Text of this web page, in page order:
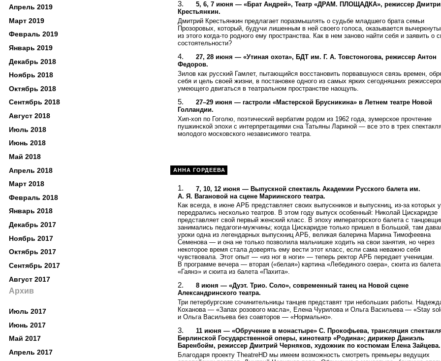
5, 6, 7 июня — «Брат Андрей», Театр «ДРАМ. ПЛОЩАДКА», режиссер
Крестьянкин.
Дмитрий Крестьянкин предлагает поразмышлять о судьбе младшего брата семьи
Прозоровых, который, будучи лишенным в ней своего голоса, оказывается
из этого когда-то родного ему пространства. Как в нем заново найти себя и заявить о
состоятельности?
27, 28 июня — «Утиная охота», БДТ им. Г. А. Товстоногова, режиссер Антон
Федоров.
Зилов как русский Гамлет, пытающийся восстановить порвавшуюся связь времен,
себя и цель своей жизни, в постановке одного из самых ярких сегодняшних
умеющего двигаться в театральном пространстве наощупь.
27–29 июня — гастроли «Мастерской Брусникина» в Летнем театре Новой
Голландии.
Хип-хоп по Гоголю, поэтический вербатим родом из 1962 года, зумерское прочтение
пушкинской эпохи с интерпретациями сна Татьяны Лариной — все это в трех
молодого московского независимого театра.
АННА ГОРДЕЕВА
7, 10, 12 июня — Выпускной спектакль Академии Русского балета им.
А. Я. Вагановой на сцене Мариинского театра.
Как всегда, в июне АРБ представляет своих выпускников и выпускниц, из-за которых
передрались несколько театров. В этом году выпуск особенный: Николай Цискаридзе
представляет свой первый женский класс. В эпоху императорского балета с
занимались педагоги-мужчины; когда Цискаридзе только пришел в Большой, там
уроки одна из легендарных выпускниц АРБ, великая балерина Марина Тимофеевна
Семенова — и она не только позволила мальчишке ходить на свои занятия, но через
некоторое время стала доверять ему вести этот класс, если сама неважно себя
чувствовала. Этот опыт — «из ног в ноги» — теперь ректор АРБ передает ученицам.
В программе вечера — вторая («белая») картина «Лебединого озера», сюита из балета
«Гаянэ» и сюита из балета «Пахита».
8 июня — «Дуэт. Трио. Соло», современный танец на Новой сцене
Александринского театра.
Три петербургские сочинительницы танцев представят три небольших работы.
Коханова — «Запах розового масла», Елена Чурилова и Ольга Васильева — «Stay
и Ольга Васильева без соавторов — «Нормально».
11 июня — «Обручение в монастыре» С. Прокофьева, трансляция
Берлинской Государственной оперы, кинотеатр «Родина»; дирижер Даниэль
Баренбойм, режиссер Дмитрий Черняков, художник по костюмам Елена Зайцева.
Благодаря проекту TheatreHD мы имеем возможность смотреть премьеры ведущих
Апрель 2019
Март 2019
Февраль 2019
Январь 2019
Декабрь 2018
Ноябрь 2018
Октябрь 2018
Сентябрь 2018
Август 2018
Июль 2018
Июнь 2018
Май 2018
Апрель 2018
Март 2018
Февраль 2018
Январь 2018
Декабрь 2017
Ноябрь 2017
Октябрь 2017
Сентябрь 2017
Август 2017
Архив
Июль 2017
Июнь 2017
Май 2017
Апрель 2017